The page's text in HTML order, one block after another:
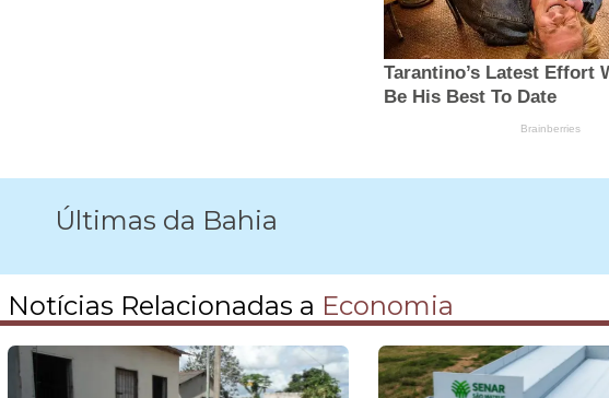
Últimas da Bahia
Notícias Relacionadas a Economia